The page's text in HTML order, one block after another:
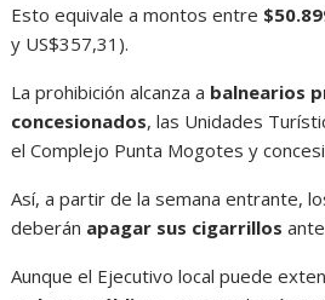
Esto equivale a montos entre
y US$357,31).
La prohibición alcanza a balnearios
concesionados, las Unidades
el Complejo Punta Mogotes y
Así, a partir de la semana entrante,
deberán apagar sus cigarrillos
Aunque el Ejecutivo local puede